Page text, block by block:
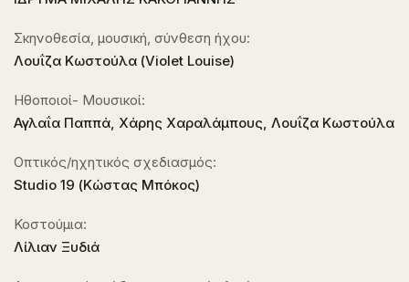
Σκηνοθεσία, μουσική, σύνθεση ήχου:
Λουΐζα Κωστούλα (Violet Louise)
Ηθοποιοί- Μουσικοί:
Αγλαΐα Παππά, Χάρης Χαραλάμπους, Λουΐζα Κωστούλα
Οπτικός/ηχητικός σχεδιασμός:
Studio 19 (Κώστας Μπόκος)
Κοστούμια:
Λίλιαν Ξυδιά